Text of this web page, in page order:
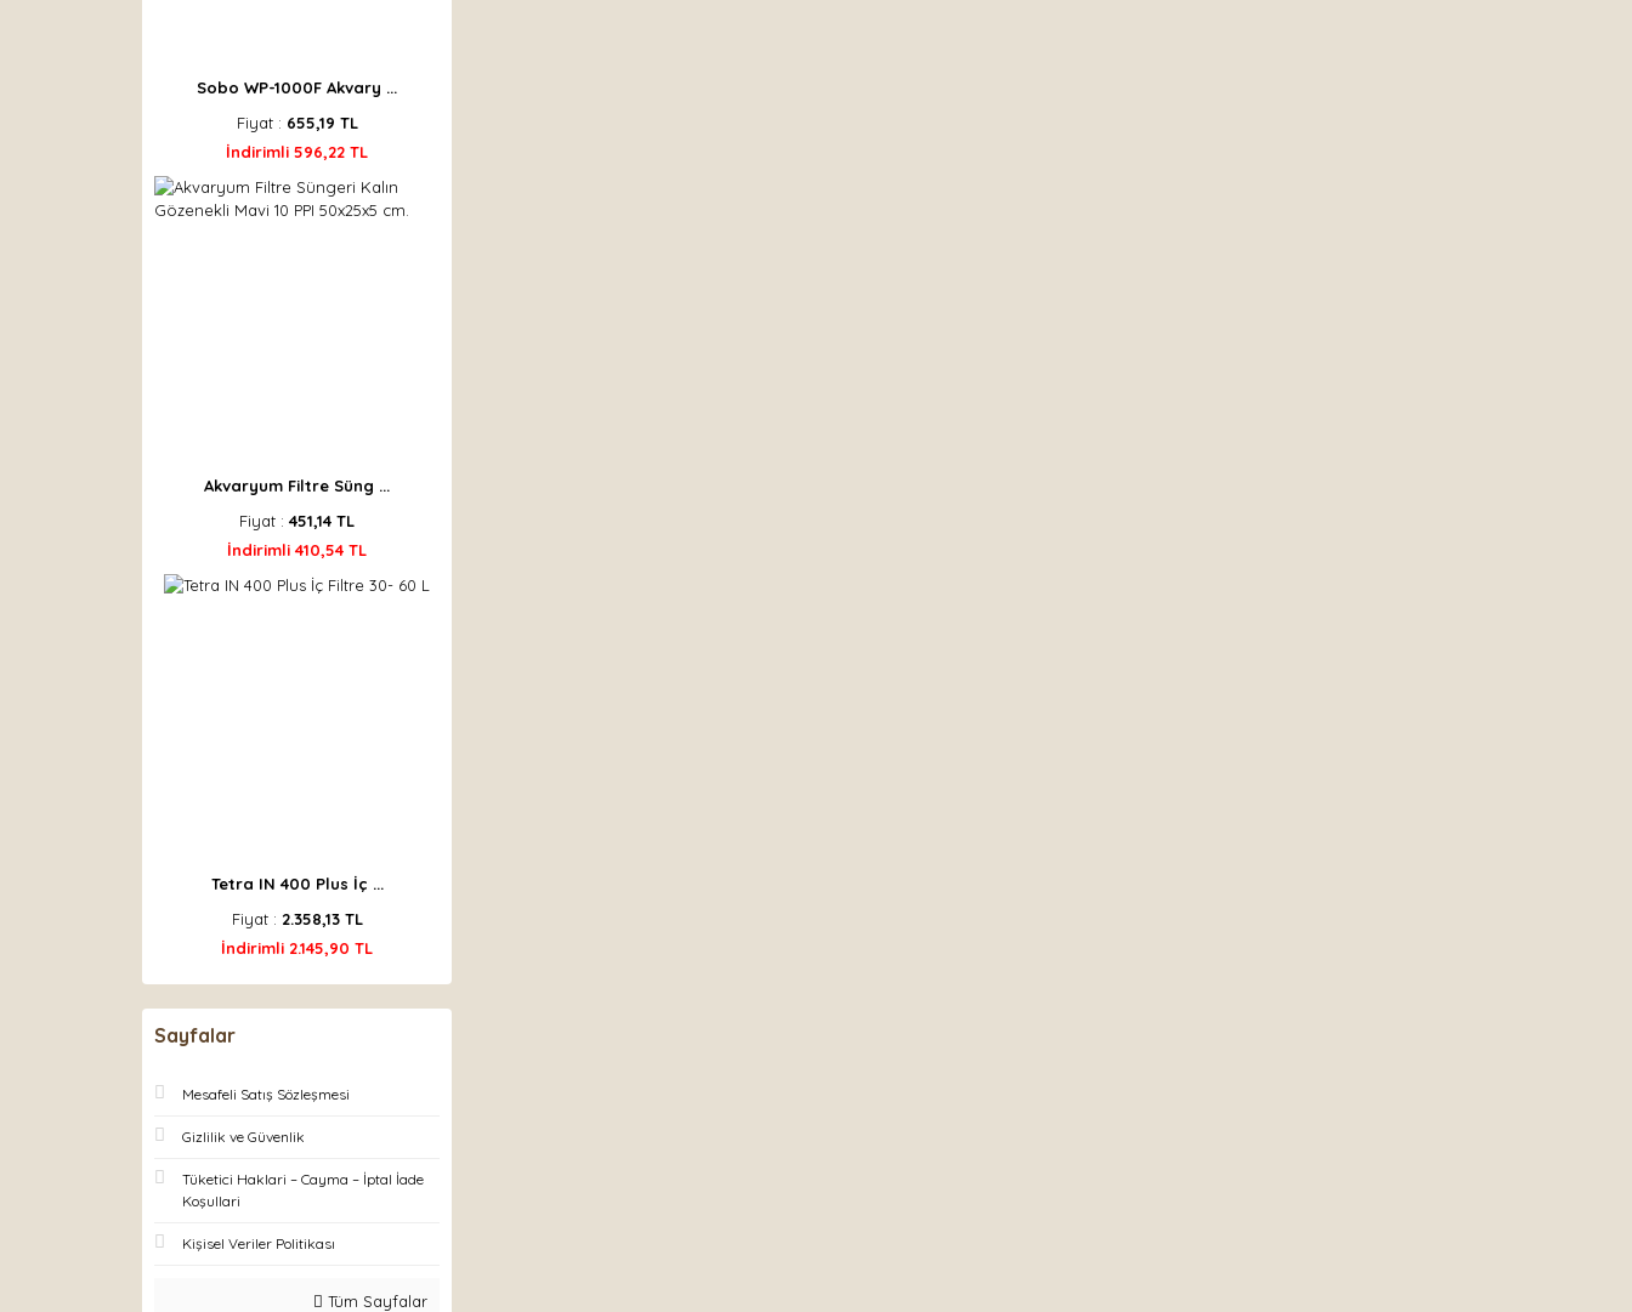
Sobo WP-1000F Akvary ...
Fiyat : 655,19 TL
İndirimli 596,22 TL
Akvaryum Filtre Süng ...
Fiyat : 451,14 TL
İndirimli 410,54 TL
Tetra IN 400 Plus İç ...
Fiyat : 2.358,13 TL
İndirimli 2.145,90 TL
Sayfalar
Mesafeli Satış Sözleşmesi
Gizlilik ve Güvenlik
Tüketici Haklari – Cayma – İptal İade
Koşullari
Kişisel Veriler Politikası
Tüm Sayfalar